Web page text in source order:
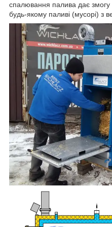
спалювання палива дає
будь-якому паливі (мусорі) з